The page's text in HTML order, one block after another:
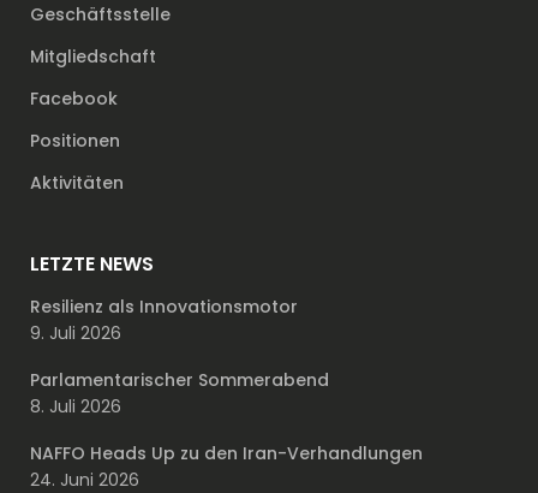
Geschäftsstelle
Mitgliedschaft
Facebook
Positionen
Aktivitäten
LETZTE NEWS
Resilienz als Innovationsmotor
9. Juli 2026
Parlamentarischer Sommerabend
8. Juli 2026
NAFFO Heads Up zu den Iran-Verhandlungen
24. Juni 2026